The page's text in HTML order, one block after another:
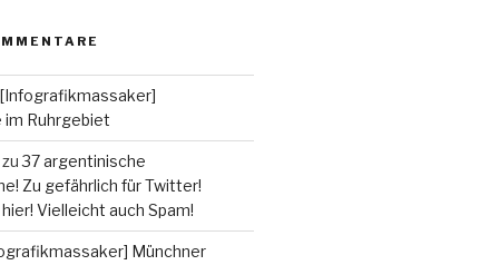
[Infografikmassaker]
im Ruhrgebiet
37 argentinische
Zu gefährlich für Twitter!
Vielleicht auch Spam!
Münchner